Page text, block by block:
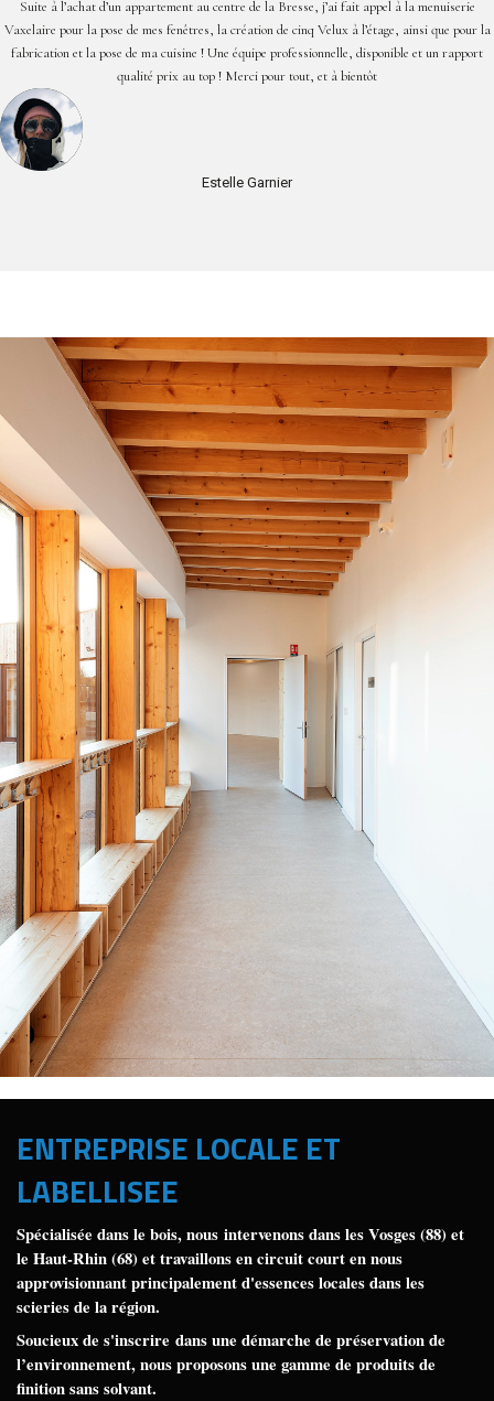
Suite à l’achat d’un appartement au centre de la Bresse, j’ai fait appel à la menuiserie
Vaxelaire pour la pose de mes fenêtres, la création de cinq Velux à l’étage, ainsi que pour la
fabrication et la pose de ma cuisine ! Une équipe professionnelle, disponible et un rapport
qualité prix au top ! Merci pour tout, et à bientôt
Estelle Garnier
ENTREPRISE LOCALE ET
LABELLISEE
Spécialisée dans le bois, nous intervenons dans les Vosges (88) et
le Haut-Rhin (68) et travaillons en circuit court en nous
approvisionnant principalement d'essences locales dans les
scieries de la région.
Soucieux de s'inscrire dans une démarche de préservation de
l’environnement, nous proposons une gamme de produits de
finition sans solvant.